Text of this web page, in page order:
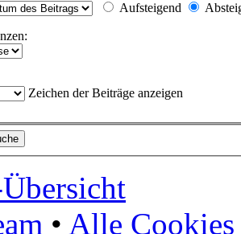
Aufsteigend
Zeichen der Beiträge anzeigen
• Alle Cookies